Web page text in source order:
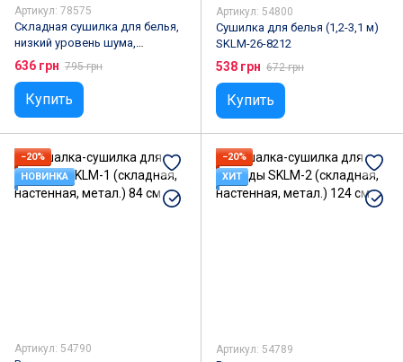
Артикул: 78575
Складная сушилка для белья,
низкий уровень шума,
встроенная светодиодная
система глубокой УФ-очистки,
функция таймера
636 грн 795 грн
Купить
Артикул: 54800
Сушилка для белья (1,2-3,1 м)
SKLM-26-8212
538 грн 672 грн
Купить
−20%
НОВИНКА
Артикул: 54790
−20%
ХИТ
Артикул: 54789